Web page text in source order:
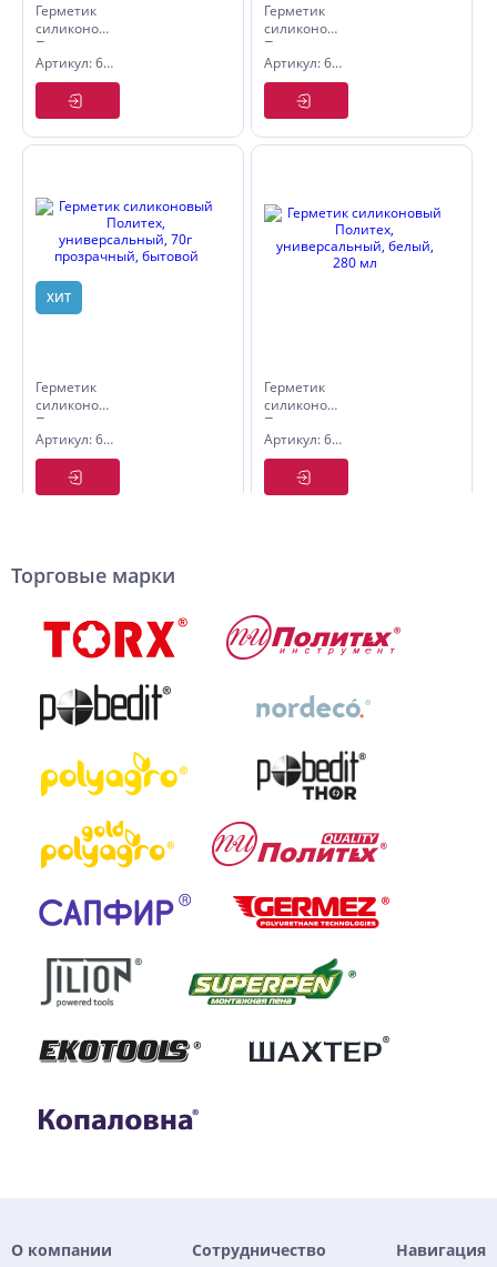
Герметик
силиконовый
Политех,
санитарный,
белый 280
Артикул: 6507720
Герметик
силиконовый
Политех,
универсальный,
70г белый,
бытовой
Артикул: 6507507
ХИТ
Герметик
силиконовый
Политех,
универсальный,
70г
прозрачный,
бытовой
Артикул: 6507505
Герметик
силиконовый
Политех,
универсальный,
белый, 280
Артикул: 6507520
Торговые марки
О компании Сотрудничество Навигация